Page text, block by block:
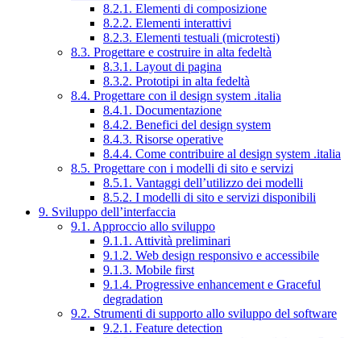
8.2.1. Elementi di composizione
8.2.2. Elementi interattivi
8.2.3. Elementi testuali (microtesti)
8.3. Progettare e costruire in alta fedeltà
8.3.1. Layout di pagina
8.3.2. Prototipi in alta fedeltà
8.4. Progettare con il design system .italia
8.4.1. Documentazione
8.4.2. Benefici del design system
8.4.3. Risorse operative
8.4.4. Come contribuire al design system .italia
8.5. Progettare con i modelli di sito e servizi
8.5.1. Vantaggi dell’utilizzo dei modelli
8.5.2. I modelli di sito e servizi disponibili
9. Sviluppo dell’interfaccia
9.1. Approccio allo sviluppo
9.1.1. Attività preliminari
9.1.2. Web design responsivo e accessibile
9.1.3. Mobile first
9.1.4. Progressive enhancement e Graceful
degradation
9.2. Strumenti di supporto allo sviluppo del software
9.2.1. Feature detection